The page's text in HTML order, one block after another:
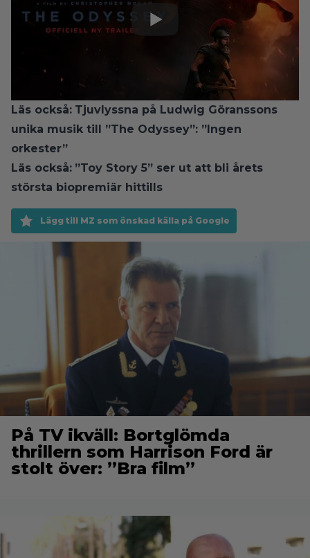
Läs också: Tjuvlyssna på Ludwig Göranssons
unika musik till ”The Odyssey”: ”Ingen
orkester”
Läs också: ”Toy Story 5” ser ut att bli årets
största biopremiär hittills
Lägg till MZ som önskad källa på Google
På TV ikväll: Bortglömda
thrillern som Harrison Ford är
stolt över: ”Bra film”